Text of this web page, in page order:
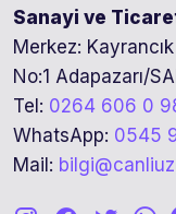
Sanayi ve
Merkez:
No:1 Adapazarı/
Tel: 0264 606 0
WhatsApp: 0545
Mail: